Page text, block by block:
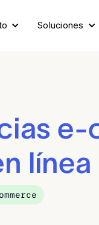
Soluciones
e-